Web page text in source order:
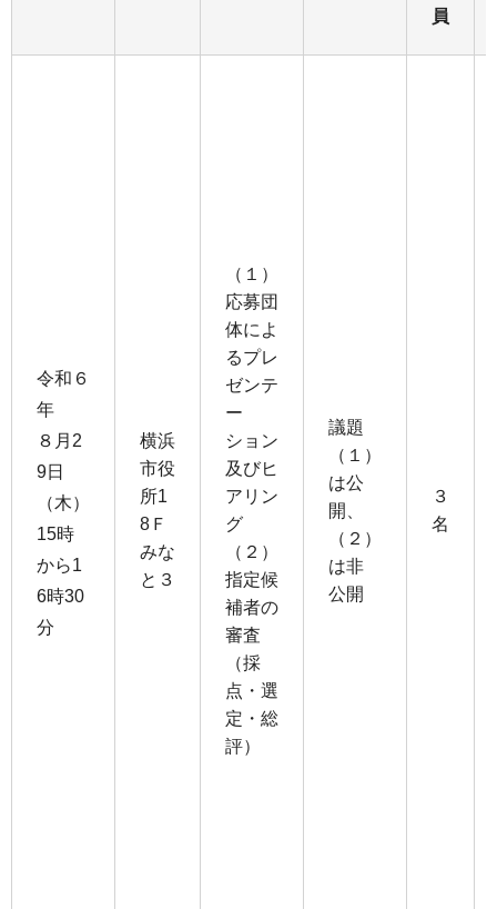
員
令和６
年
８月2
9日
（木）
15時
から1
6時30
分
横浜
市役
所1
8Ｆ
みな
と３
（１）
応募団
体によ
るプレ
ゼンテ
ー
ション
及びヒ
アリン
グ
（２）
指定候
補者の
審査
（採
点・選
定・総
評）
議題
（１）
は公
開、
（２）
は非
公開
３
名